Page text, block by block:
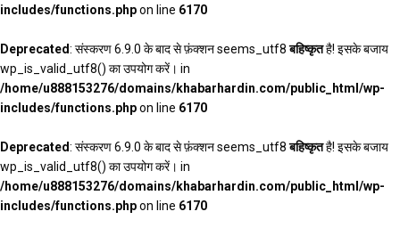
includes/functions.phpon line 6170
Deprecated: संस्करण 6.9.0 के बाद से फ़ंक्शन seems_utf8बहिष्कृतहै! इसके बजाय
wp_is_valid_utf8() का उपयोग करें। in
/home/u888153276/domains/khabarhardin.com/public_html/wp-
includes/functions.phpon line 6170
Deprecated: संस्करण 6.9.0 के बाद से फ़ंक्शन seems_utf8बहिष्कृतहै! इसके बजाय
wp_is_valid_utf8() का उपयोग करें। in
/home/u888153276/domains/khabarhardin.com/public_html/wp-
includes/functions.phpon line 6170